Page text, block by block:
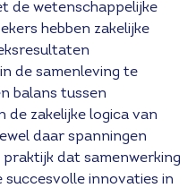
de wetenschappelijke
hebben zakelijke
de samenleving te
balans tussen
de zakelijke logica van
daar spanningen
dat samenwerking
succesvolle innovaties in